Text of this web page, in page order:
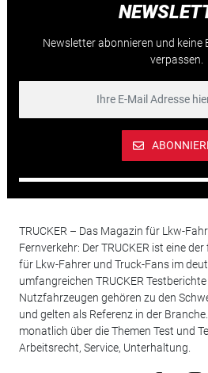
Newsletter abonnieren und keine
verpassen.
TRUCKER – Das Magazin für Lkw-
Fernverkehr: Der TRUCKER ist eine
für Lkw-Fahrer und Truck-Fans im
umfangreichen TRUCKER
Nutzfahrzeugen gehören zu den
und gelten als Referenz in der
monatlich über die Themen Test und
Arbeitsrecht, Service, Unterhaltung.